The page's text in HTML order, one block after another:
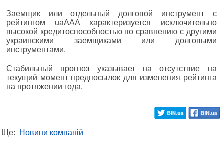
Заемщик или отдельный долговой инструмент c
рейтингом uaAAA характеризуется исключительно
высокой кредитоспособностью по сравнению с другими
украинскими заемщиками или долговыми
инструментами.
Стабильный прогноз указывает на отсутствие на
текущий момент предпосылок для изменения рейтинга
на протяжении года.
Ще: Новини компаній